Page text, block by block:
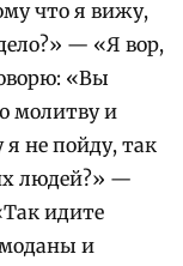
что я вижу,
— «Я вор,
«Вы
молитву и
не пойду, так
людей?» —
идите
и